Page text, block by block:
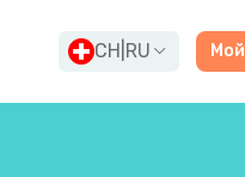
CH RU